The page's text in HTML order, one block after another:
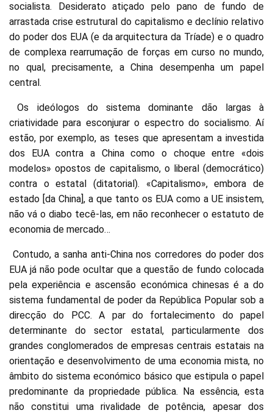
socialista. Desiderato atiçado pelo pano de fundo de
arrastada crise estrutural do capitalismo e declínio relativo
do poder dos EUA (e da arquitectura da Tríade) e o quadro
de complexa rearrumação de forças em curso no mundo,
no qual, precisamente, a China desempenha um papel
central.
Os ideólogos do sistema dominante dão largas à
criatividade para esconjurar o espectro do socialismo. Aí
estão, por exemplo, as teses que apresentam a investida
dos EUA contra a China como o choque entre «dois
modelos» opostos de capitalismo, o liberal (democrático)
contra o estatal (ditatorial). «Capitalismo», embora de
estado [da China], a que tanto os EUA como a UE insistem,
não vá o diabo tecê-las, em não reconhecer o estatuto de
economia de mercado…
Contudo, a sanha anti-China nos corredores do poder dos
EUA já não pode ocultar que a questão de fundo colocada
pela experiência e ascensão económica chinesas é a do
sistema fundamental de poder da República Popular sob a
direcção do PCC. A par do fortalecimento do papel
determinante do sector estatal, particularmente dos
grandes conglomerados de empresas centrais estatais na
orientação e desenvolvimento de uma economia mista, no
âmbito do sistema económico básico que estipula o papel
predominante da propriedade pública. Na essência, esta
não constitui uma rivalidade de potência, apesar dos